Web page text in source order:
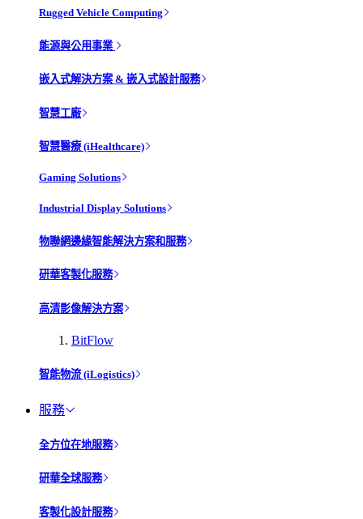
Rugged Vehicle Computing
能源與公用事業
嵌入式解決方案 & 嵌入式設計服務
智慧工廠
智慧醫療 (iHealthcare)
Gaming Solutions
Industrial Display Solutions
物聯網邊緣智能解決方案和服務
研華客製化服務
高清影像解決方案
BitFlow
智能物流 (iLogistics)
服務
全方位在地服務
研華全球服務
客製化設計服務